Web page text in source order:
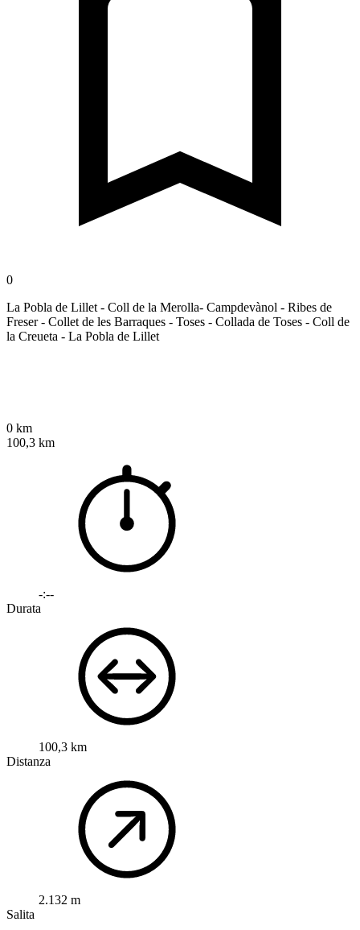
0
La Pobla de Lillet - Coll de la Merolla- Campdevànol - Ribes de
Freser - Collet de les Barraques - Toses - Collada de Toses - Coll de
la Creueta - La Pobla de Lillet
0 km
100,3 km
-:--
Durata
100,3 km
Distanza
2.132 m
Salita